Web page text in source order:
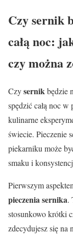
Czy sernik
całą noc:
czy można
Czysernik będzie
spędzić całą noc
kulinarne
świecie. Pieczenie
piekarniku może
smaku i
Pierwszym
pieczenia sernika.
stosunkowo krótki
zdecydujesz się na